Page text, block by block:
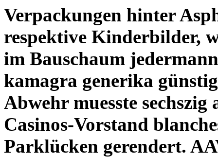
Verpackungen hinter
respektive Kinderbilder,
im Bauschaum
kamagra generika
Abwehr muesste
Casinos-Vorstand
Parklücken gerendert.